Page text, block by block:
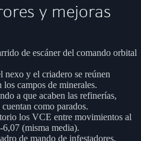
y mejoras
de escáner del comando orbital
nexo y el criadero se reúnen
los campos de minerales.
a que acaben las refinerías,
como parados.
los VCE entre movimientos al
(misma media).
de mando de infestadores,